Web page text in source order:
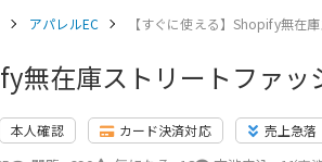
アパレルEC 【すぐに使える】Shopify無在
無在庫ストリートファ
本人確認 カード決済対応 売上急落